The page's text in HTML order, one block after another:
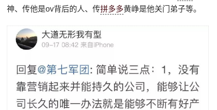
神、传他是ov背后的人、传拼多多黄峥是他关门弟子等。